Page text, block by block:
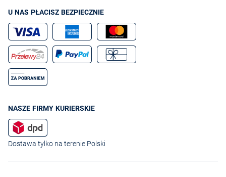
U NAS PŁACISZ BEZPIECZNIE
NASZE FIRMY KURIERSKIE
Dostawa tylko na terenie Polski